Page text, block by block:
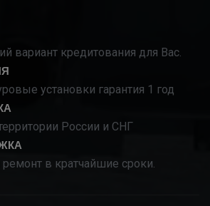
вариант кредитования для Вас.
установки гарантия 1 год
России и СНГ
в кратчайшие сроки.